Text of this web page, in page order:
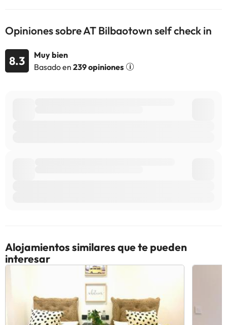
Opiniones sobre AT Bilbaotown self check in
8.3
Muy bien
Basado en 239 opiniones
Alojamientos similares que te pueden
interesar